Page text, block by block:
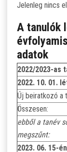
Jelenleg nincs
A tanulók
adatok
2022/2023-as
2022. 10. 01.
Új beiratkozó a
Összesen:
ebből a tanév
megszűnt:
2023. 06. 15-